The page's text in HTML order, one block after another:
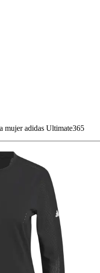
mujer adidas Ultimate365